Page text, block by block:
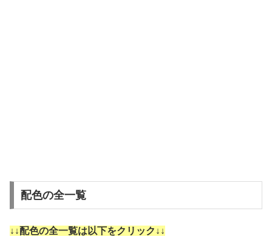
配色の全一覧
↓↓配色の全一覧は以下をクリック↓↓